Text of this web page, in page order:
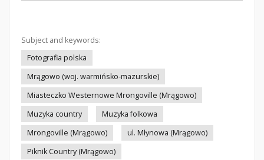
Subject and keywords:
Fotografia polska
Mrągowo (woj. warmińsko-mazurskie)
Miasteczko Westernowe Mrongoville (Mrągowo)
Muzyka country
Muzyka folkowa
Mrongoville (Mrągowo)
ul. Młynowa (Mrągowo)
Piknik Country (Mrągowo)